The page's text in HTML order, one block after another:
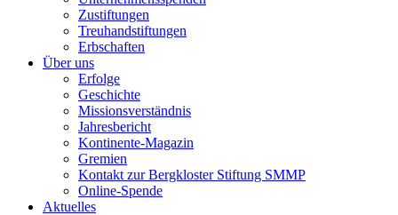
Zustiftungen
Treuhandstiftungen
Erbschaften
Über uns
Erfolge
Geschichte
Missionsverständnis
Jahresbericht
Kontinente-Magazin
Gremien
Kontakt zur Bergkloster Stiftung SMMP
Online-Spende
Aktuelles